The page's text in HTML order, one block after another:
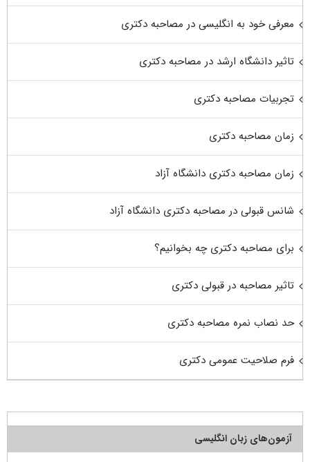
معرفی خود به انگلیسی در مصاحبه دکتری
تاثیر دانشگاه ارشد در مصاحبه دکتری
تجربیات مصاحبه دکتری
زمان مصاحبه دکتری
زمان مصاحبه دکتری دانشگاه آزاد
شانس قبولی در مصاحبه دکتری دانشگاه آزاد
برای مصاحبه دکتری چه بخوانیم؟
تاثیر مصاحبه در قبولی دکتری
حد نصاب نمره مصاحبه دکتری
فرم صلاحیت عمومی دکتری
آزمون‌های زبان انگلیسی